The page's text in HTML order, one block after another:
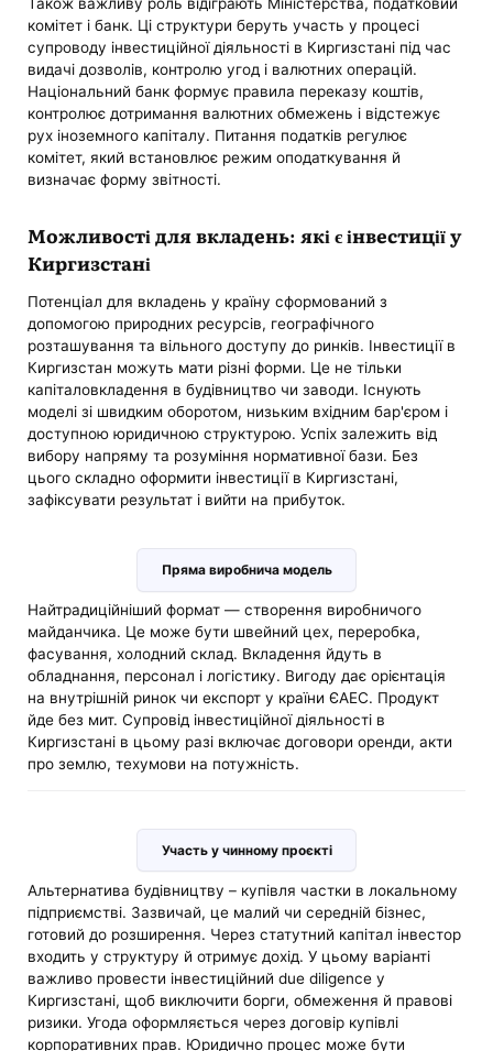
Також важливу роль відіграють Міністерства, податковий
комітет і банк. Ці структури беруть участь у процесі
супроводу інвестиційної діяльності в Киргизстані під час
видачі дозволів, контролю угод і валютних операцій.
Національний банк формує правила переказу коштів,
контролює дотримання валютних обмежень і відстежує
рух іноземного капіталу. Питання податків регулює
комітет, який встановлює режим оподаткування й
визначає форму звітності.
Можливості для вкладень: які є інвестиції у
Киргизстані
Потенціал для вкладень у країну сформований з
допомогою природних ресурсів, географічного
розташування та вільного доступу до ринків. Інвестиції в
Киргизстан можуть мати різні форми. Це не тільки
капіталовкладення в будівництво чи заводи. Існують
моделі зі швидким оборотом, низьким вхідним бар'єром і
доступною юридичною структурою. Успіх залежить від
вибору напряму та розуміння нормативної бази. Без
цього складно оформити інвестиції в Киргизстані,
зафіксувати результат і вийти на прибуток.
Пряма виробнича модель
Найтрадиційніший формат — створення виробничого
майданчика. Це може бути швейний цех, переробка,
фасування, холодний склад. Вкладення йдуть в
обладнання, персонал і логістику. Вигоду дає орієнтація
на внутрішній ринок чи експорт у країни ЄАЕС. Продукт
йде без мит. Супровід інвестиційної діяльності в
Киргизстані в цьому разі включає договори оренди, акти
про землю, техумови на потужність.
Участь у чинному проєкті
Альтернатива будівництву – купівля частки в локальному
підприємстві. Зазвичай, це малий чи середній бізнес,
готовий до розширення. Через статутний капітал інвестор
входить у структуру й отримує дохід. У цьому варіанті
важливо провести інвестиційний due diligence у
Киргизстані, щоб виключити борги, обмеження й правові
ризики. Угода оформляється через договір купівлі
корпоративних прав. Юридично процес може бути